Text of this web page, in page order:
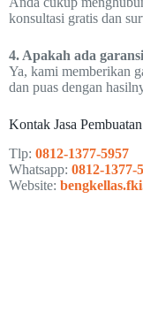
konsultasi gratis dan
4. Apakah ada
Ya, kami memberikan
dan puas dengan
Kontak Jasa
Tlp: 0812-1377-5957
Whatsapp: 0812-1377-
Website: